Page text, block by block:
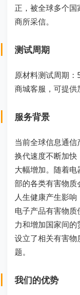
正，被全球多个
商所采信。
测试周期
原材料测试周期
商城客服，可提供
服务背景
当前全球信息通
换代速度不断加
大幅增加。随着
部的各类有害物
人生健康产生影
电子产品有害物
力和增加国家间
设立了相关有害
题。
我们的优势